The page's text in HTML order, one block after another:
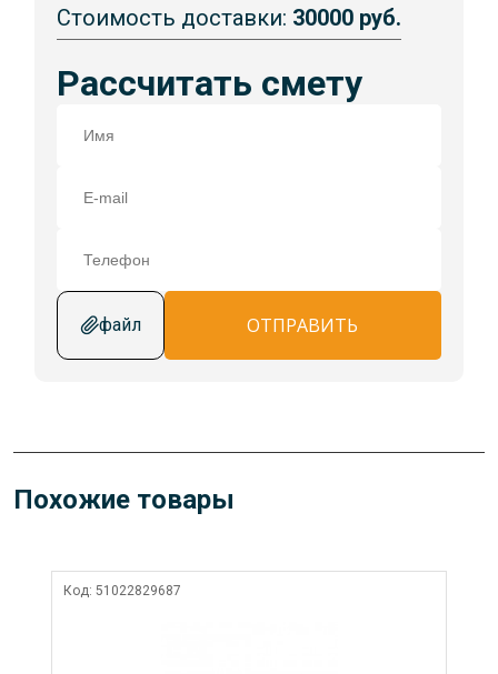
Стоимость доставки: 30000 руб.
Рассчитать смету
файл ОТПРАВИТЬ
Похожие товары
Код: 51022829687